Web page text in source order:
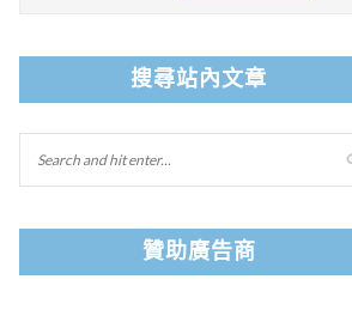
搜尋站內文章
贊助廣告商